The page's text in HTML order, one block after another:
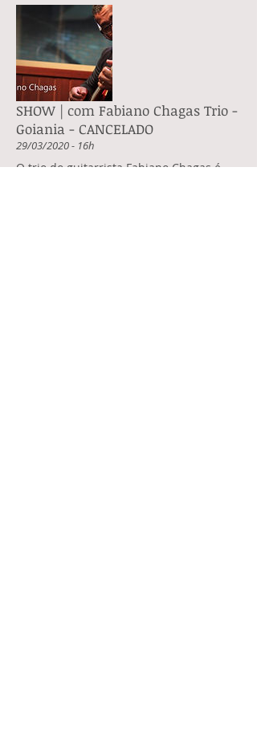
SHOW | com Fabiano Chagas Trio -
Goiania - CANCELADO
29/03/2020 - 16h
O trio do guitarrista Fabiano Chagas é